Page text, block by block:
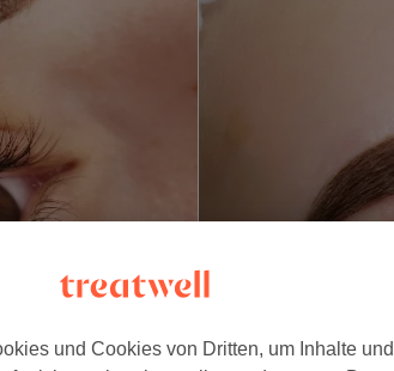
und Cookies von Dritten, um Inhalte